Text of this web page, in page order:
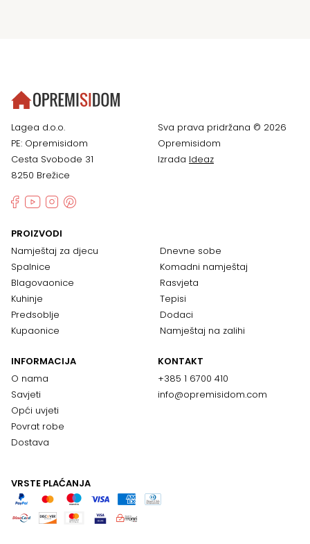
Lagea d.o.o.
PE: Opremisidom
Cesta Svobode 31
8250 Brežice
Sva prava pridržana © 2026
Opremisidom
Izrada Ideaz
PROIZVODI
Namještaj za djecu
Spalnice
Blagovaonice
Kuhinje
Predsoblje
Kupaonice
Dnevne sobe
Komadni namještaj
Rasvjeta
Tepisi
Dodaci
Namještaj na zalihi
INFORMACIJA
O nama
Savjeti
Opći uvjeti
Povrat robe
Dostava
KONTAKT
+385 1 6700 410
info@opremisidom.com
VRSTE PLAĆANJA